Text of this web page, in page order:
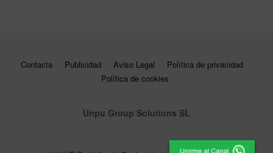
Contacta Publicidad Aviso Legal
Política de privacidad
Política de cookies
Unpu Group Solutions SL